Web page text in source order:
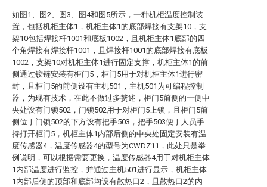
如图1、图2、图3、图4和图5所示，一种机柜温度控制装
置，包括机柜主体1，机柜主体1的底部焊接有支架10，支
架10包括焊接杆1001和底板1002，且机柜主体1底部的四
个角焊接有焊接杆1001，且焊接杆1001的底部焊接有底板
1002，支架10对机柜主体1进行固定支撑，机柜主体1的前
侧通过铰链安装有柜门5，柜门5用于对机柜主体1进行密
封，且柜门5的前侧设有主机501，主机501为可编程控制
器，为现有技术，在此不做过多赘述，柜门5前侧的一侧中
央处设有门锁502，门锁502用于对柜门5上锁，且柜门5前
侧位于门锁502的下方设有把手503，把手503便于人员手
持打开柜门5，机柜主体1内部后侧的中央处固定安装有温
度传感器4，温度传感器4的型号为CWDZ11，此处只是举
例说明，可以根据需要更换，温度传感器4用于对机柜主体
1内部温度进行监控，并通过主机501进行显示，机柜主体
1内部后侧的顶部和底部均设有散热口2，且散热口2的内